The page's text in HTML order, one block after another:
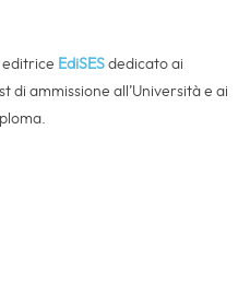
editrice EdiSES dedicato ai
di ammissione all’Università e ai